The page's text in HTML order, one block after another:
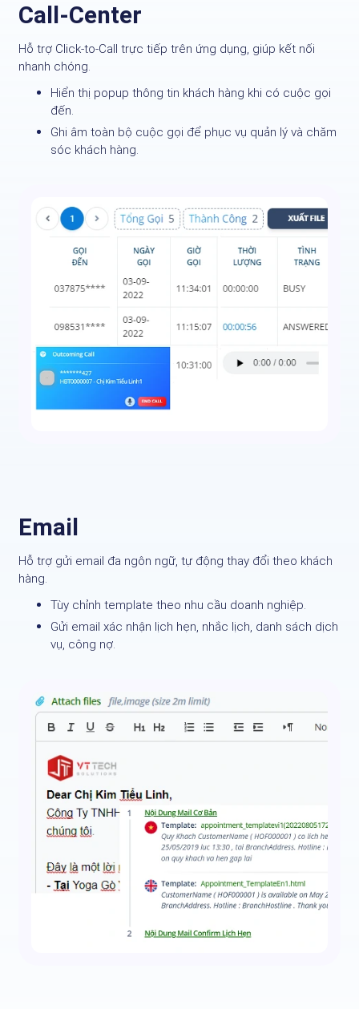
Call-Center
Hỗ trợ Click-to-Call trực tiếp trên ứng dụng, giúp kết nối
nhanh chóng.
Hiển thị popup thông tin khách hàng khi có cuộc gọi
đến.
Ghi âm toàn bộ cuộc gọi để phục vụ quản lý và chăm
sóc khách hàng.
Email
Hỗ trợ gửi email đa ngôn ngữ, tự động thay đổi theo khách
hàng.
Tùy chỉnh template theo nhu cầu doanh nghiệp.
Gửi email xác nhận lịch hẹn, nhắc lịch, danh sách dịch
vụ, công nợ.